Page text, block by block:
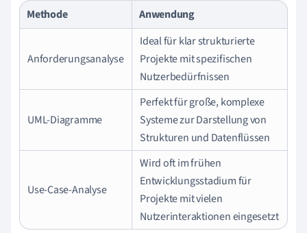
Methode Anwendung
Anforderungsanalyse
Ideal für klar strukturierte
Projekte mit spezifischen
Nutzerbedürfnissen
UML-Diagramme
Perfekt für große, komplexe
Systeme zur Darstellung von
Strukturen und Datenflüssen
Use-Case-Analyse
Wird oft im frühen
Entwicklungsstadium für
Projekte mit vielen
Nutzerinteraktionen eingesetzt